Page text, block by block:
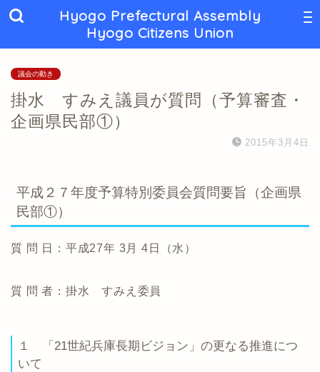
Hyogo Prefectural Assembly
Hyogo Citizens Union
議会の動き
掛水 すみえ議員が質問（予算審査・
企画県民部①）
2015年3月4日
平成２７年度予算特別委員会質問要旨（企画県
民部①）
質 問 日：平成27年 3月 4日（水）
質 問 者：掛水 すみえ委員
１ 「21世紀兵庫長期ビジョン」の更なる推進につ
いて